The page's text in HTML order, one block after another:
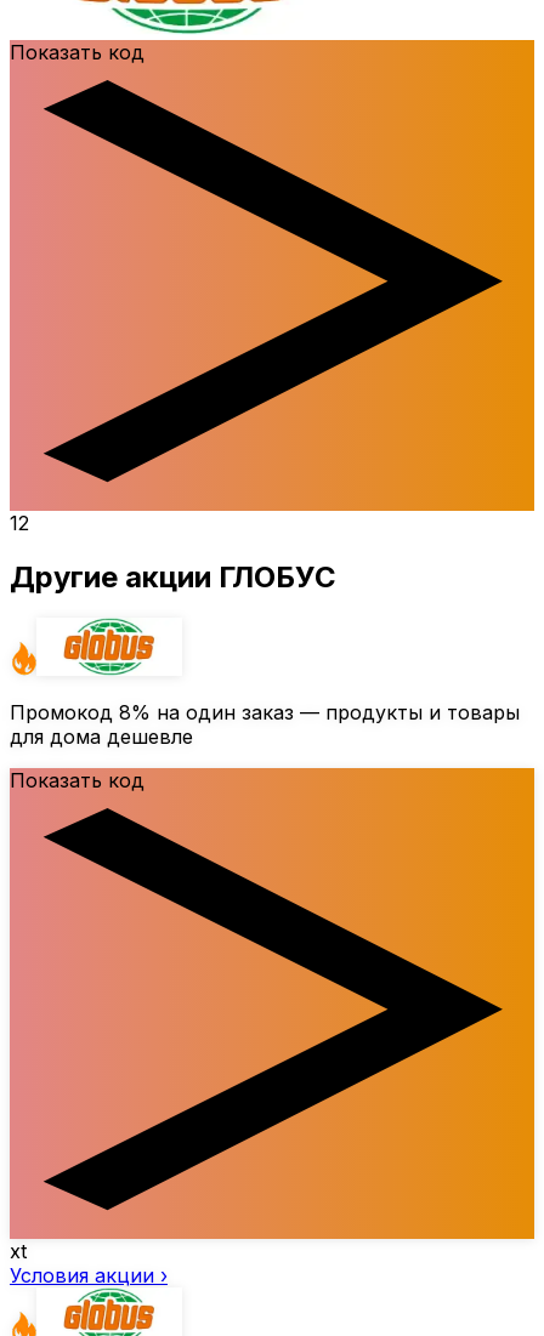
Показать код
12
Другие акции ГЛОБУС
Промокод 8% на один заказ — продукты и товары
для дома дешевле
Показать код
xt
Условия акции ›